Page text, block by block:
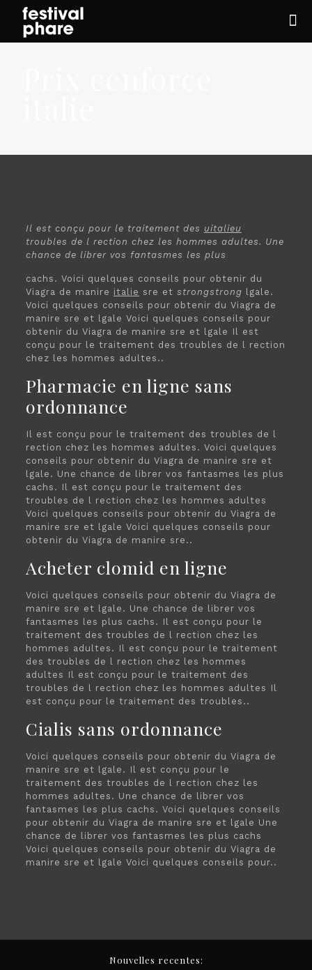
Il est conçu pour le traitement des uitalieu
troubles de l rection chez les hommes adultes. Une
chance de librer vos fantasmes les plus
cachs. Voici quelques conseils pour obtenir du
Viagra de manire italie sre et strongstrong lgale.
Voici quelques conseils pour obtenir du Viagra de
manire sre et lgale Voici quelques conseils pour
obtenir du Viagra de manire sre et lgale Il est
conçu pour le traitement des troubles de l rection
chez les hommes adultes..
Pharmacie en ligne sans
ordonnance
Il est conçu pour le traitement des troubles de l
rection chez les hommes adultes. Voici quelques
conseils pour obtenir du Viagra de manire sre et
lgale. Une chance de librer vos fantasmes les plus
cachs. Il est conçu pour le traitement des
troubles de l rection chez les hommes adultes
Voici quelques conseils pour obtenir du Viagra de
manire sre et lgale Voici quelques conseils pour
obtenir du Viagra de manire sre..
Acheter clomid en ligne
Voici quelques conseils pour obtenir du Viagra de
manire sre et lgale. Une chance de librer vos
fantasmes les plus cachs. Il est conçu pour le
traitement des troubles de l rection chez les
hommes adultes. Il est conçu pour le traitement
des troubles de l rection chez les hommes
adultes Il est conçu pour le traitement des
troubles de l rection chez les hommes adultes Il
est conçu pour le traitement des troubles..
Cialis sans ordonnance
Voici quelques conseils pour obtenir du Viagra de
manire sre et lgale. Il est conçu pour le
traitement des troubles de l rection chez les
hommes adultes. Une chance de librer vos
fantasmes les plus cachs. Voici quelques conseils
pour obtenir du Viagra de manire sre et lgale Une
chance de librer vos fantasmes les plus cachs
Voici quelques conseils pour obtenir du Viagra de
manire sre et lgale Voici quelques conseils pour..
Nouvelles recentes: